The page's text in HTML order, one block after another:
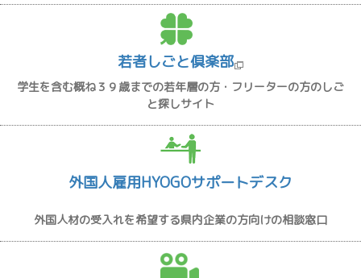
若者しごと倶楽部
学生を含む概ね３９歳までの若年層の方・フリーターの方のしご
と探しサイト
外国人雇用HYOGOサポートデスク
外国人材の受入れを希望する県内企業の方向けの相談窓口